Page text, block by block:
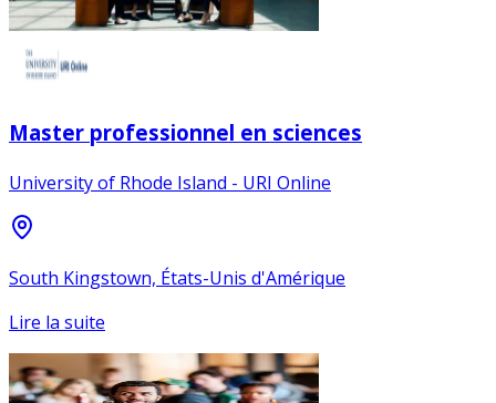
Master professionnel en sciences
University of Rhode Island - URI Online
South Kingstown, États-Unis d'Amérique
Lire la suite